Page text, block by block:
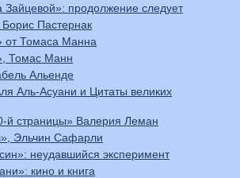
Зайцевой»: продолжение следует
Пастернак
от Томаса Манна
Томас Манн
Альенде
Аль-Асуани и Цитаты великих
й страницы» Валерия Леман
Эльчин Сафарли
неудавшийся эксперимент
кино и книга